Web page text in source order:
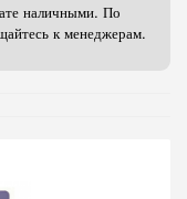
наличными. По
к менеджерам.